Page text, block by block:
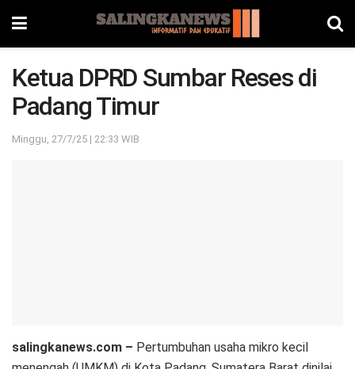
Ketua DPRD Sumbar Reses di
Padang Timur
Minggu, 27/7/25 | 22:33 WIB
salingkanews.com – Pertumbuhan usaha mikro kecil